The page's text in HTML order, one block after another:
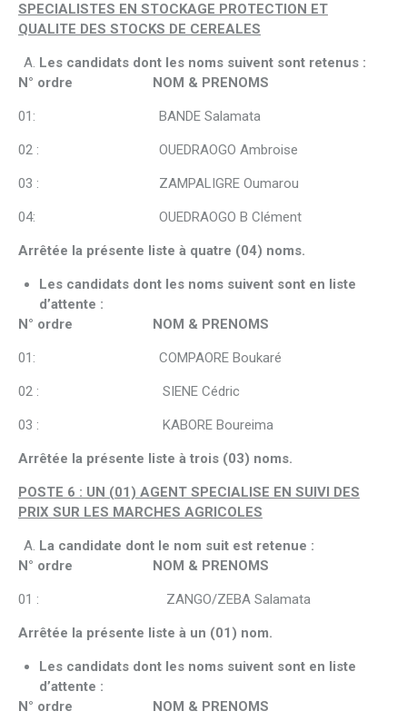
SPECIALISTES EN STOCKAGE PROTECTION ET
QUALITE DES STOCKS DE CEREALES
Les candidats dont les noms suivent sont retenus :
N° ordre NOM & PRENOMS
01: BANDE Salamata
02 : OUEDRAOGO Ambroise
03 : ZAMPALIGRE Oumarou
04: OUEDRAOGO B Clément
Arrêtée la présente liste à quatre (04) noms.
Les candidats dont les noms suivent sont en liste
d’attente :
N° ordre NOM & PRENOMS
01: COMPAORE Boukaré
02 : SIENE Cédric
03 : KABORE Boureima
Arrêtée la présente liste à trois (03) noms.
POSTE 6 : UN (01) AGENT SPECIALISE EN SUIVI DES
PRIX SUR LES MARCHES AGRICOLES
La candidate dont le nom suit est retenue :
N° ordre NOM & PRENOMS
01 : ZANGO/ZEBA Salamata
Arrêtée la présente liste à un (01) nom.
Les candidats dont les noms suivent sont en liste
d’attente :
N° ordre NOM & PRENOMS